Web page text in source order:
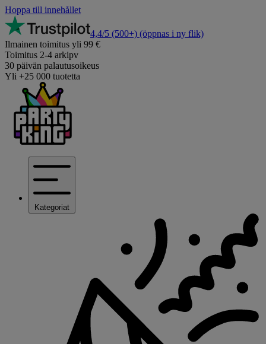
Hoppa till innehållet
4,4/5 (500+) (öppnas i ny flik)
Ilmainen toimitus yli 99 €
Toimitus 2-4 arkipv
30 päivän palautusoikeus
Yli +25 000 tuotetta
Kategoriat